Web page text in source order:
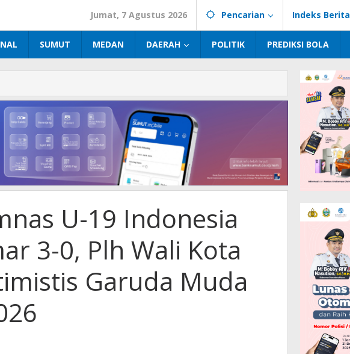
Jumat, 7 Agustus 2026 Pencarian Indeks Berita
SUMUT MEDAN DAERAH POLITIK PREDIKSI BOLA
U-19 Indonesia
3-0, Plh Wali Kota
Garuda Muda